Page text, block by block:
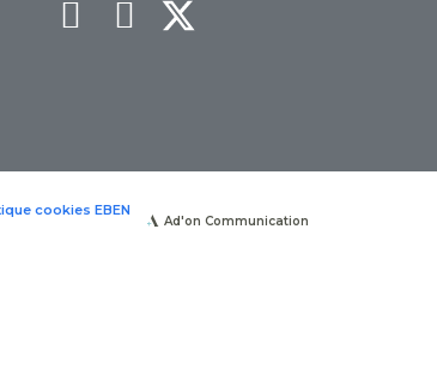
cookies EBEN
Ad'on Communication